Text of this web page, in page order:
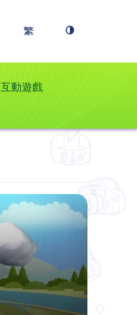
互動遊戲